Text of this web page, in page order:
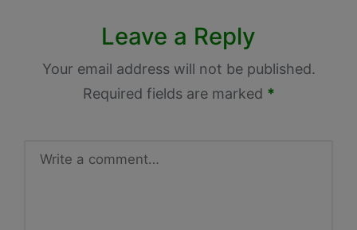
Leave a Reply
Your email address will not be published.
Required fields are marked *